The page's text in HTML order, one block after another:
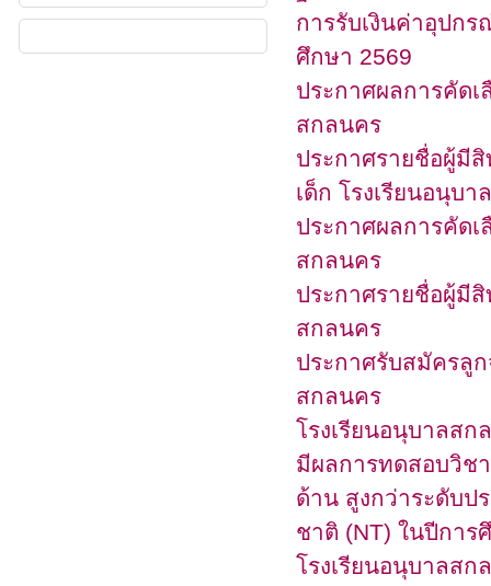
การรับเงินค่าอุปกร
ศึกษา 2569
ประกาศผลการคัดเ
สกลนคร
ประกาศรายชื่อผู้มี
เด็ก โรงเรียนอนุบ
ประกาศผลการคัดเ
สกลนคร
ประกาศรายชื่อผู้มีสิ
สกลนคร
ประกาศรับสมัครลูก
สกลนคร
โรงเรียนอนุบาลส
มีผลการทดสอบวิช
ด้าน สูงกว่าระดับป
ชาติ (NT) ในปีการ
โรงเรียนอนุบาลส